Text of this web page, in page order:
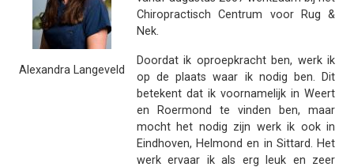
Alexandra Langeveld
Chiropractisch Centrum voor Rug &
Nek.
Doordat ik oproepkracht ben, werk ik
op de plaats waar ik nodig ben. Dit
betekent dat ik voornamelijk in Weert
en Roermond te vinden ben, maar
mocht het nodig zijn werk ik ook in
Eindhoven, Helmond en in Sittard. Het
werk ervaar ik als erg leuk en zeer